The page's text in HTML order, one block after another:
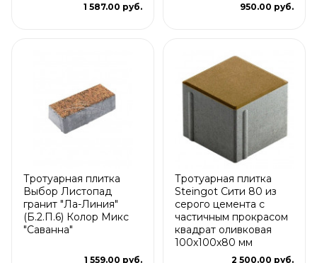
1 587.00 руб. 950.00 руб.
Тротуарная плитка
Выбор Листопад
гранит "Ла-Линия"
(Б.2.П.6) Колор Микс
"Саванна"
1 559.00 руб.
Тротуарная плитка
Steingot Сити 80 из
серого цемента с
частичным прокрасом
квадрат оливковая
100х100х80 мм
2 500.00 руб.